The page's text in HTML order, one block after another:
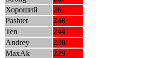
Хороший
261
Pashtet
248
Ten
244
Andrey
230
MaxAk
229